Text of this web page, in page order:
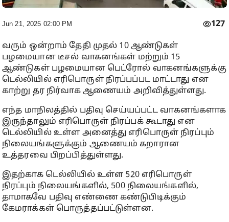
Jun 21, 2025 02:00 PM 127
வரும் ஒன்றாம் தேதி முதல் 10 ஆண்டுகள்
பழமையான டீசல் வாகனங்கள் மற்றும் 15
ஆண்டுகள் பழமையான பெட்ரோல் வாகனங்களுக்கு
டெல்லியில் எரிபொருள் நிரப்பப்பட மாட்டாது என
காற்று தர நிர்வாக ஆணையம் அறிவித்துள்ளது.
எந்த மாநிலத்தில் பதிவு செய்யப்பட்ட வாகனங்களாக
இருந்தாலும் எரிபொருள் நிரப்பக் கூடாது என
டெல்லியில் உள்ள அனைத்து எரிபொருள் நிரப்பும்
நிலையங்களுக்கும் ஆணையம் கறாரான
உத்தரவை பிறப்பித்துள்ளது.
இதற்காக டெல்லியில் உள்ள 520 எரிபொருள்
நிரப்பும் நிலையங்களில், 500 நிலையங்களில்,
தாமாகவே பதிவு எண்ணை கண்டுபிடிக்கும்
கேமராக்கள் பொருத்தப்பட்டுள்ளன.